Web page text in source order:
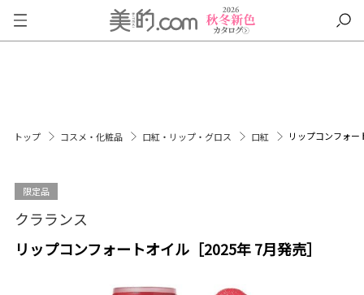
トップ コスメ・化粧品 口紅・リップ・グロス 口紅 リップコンフォー
限定品
クラランス
リップコンフォートオイル［2025年 7月発売］